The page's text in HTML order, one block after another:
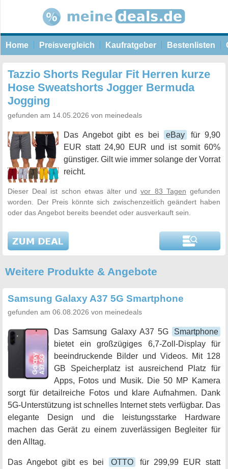
Home Preisvergleich Kaufratgeber Bestenlisten
Tazzio Shorts Regular Fit Herren kurze
Hose Sweatshorts Jogger Bermuda
Jogging
gefunden am 14.05.2026 von meinedeals
Das Angebot gibt es bei eBay
für 9,90
EUR statt 24,90 EUR und ist somit 60%
günstiger. Gilt wie immer solange der Vorrat
reicht.
Dieser Deal ist schon etwas älter undvor 83 Tagen gefunden
worden. Der Preis könnte sich zwischenzeitlich geändert haben
oder das Angebot bereits beendet oder ausverkauft sein.
Weitere Produkte & Angebote
Samsung Galaxy A37 5G Smartphone
gefunden am 06.08.2026 von meinedeals
Das Samsung Galaxy A37 5G
Smartphone
bietet ein großzügiges 6,7-Zoll-Display für
beeindruckende Bilder und Videos. Mit 128
GB Speicherplatz ist ausreichend Platz für
Apps, Fotos und Musik. Die 50 MP Kamera
sorgt für detailreiche Fotos und klare Aufnahmen. Dank
5G-Unterstützung ist schnelles Internet stets verfügbar. Das
elegante Design und die leistungsstarke Hardware
machen das Gerät zu einem zuverlässigen Begleiter für
den Alltag.
Das Angebot gibt es bei OTTO
für 299,99 EUR statt